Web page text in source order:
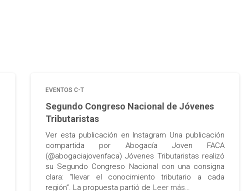
EVENTOS C-T
Segundo Congreso Nacional de Jóvenes
Tributaristas
Ver esta publicación en Instagram Una publicación
compartida por Abogacía Joven FACA
(@abogaciajovenfaca) Jóvenes Tributaristas realizó
su Segundo Congreso Nacional con una consigna
clara: “llevar el conocimiento tributario a cada
región”. La propuesta partió de Leer más…